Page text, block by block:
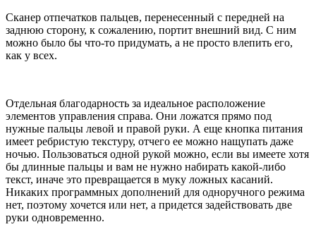
Сканер отпечатков пальцев, перенесенный с передней на
заднюю сторону, к сожалению, портит внешний вид. С ним
можно было бы что-то придумать, а не просто влепить его,
как у всех.
Отдельная благодарность за идеальное расположение
элементов управления справа. Они ложатся прямо под
нужные пальцы левой и правой руки. А еще кнопка питания
имеет ребристую текстуру, отчего ее можно нащупать даже
ночью. Пользоваться одной рукой можно, если вы имеете хотя
бы длинные пальцы и вам не нужно набирать какой-либо
текст, иначе это превращается в муку ложных касаний.
Никаких программных дополнений для одноручного режима
нет, поэтому хочется или нет, а придется задействовать две
руки одновременно.